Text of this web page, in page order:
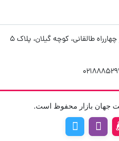
تهران، خیابان ولیعصر، بالاتر از چهارراه طالقانی، کوچه گیلان، پلاک 5
جهان بازار محفوظ است.